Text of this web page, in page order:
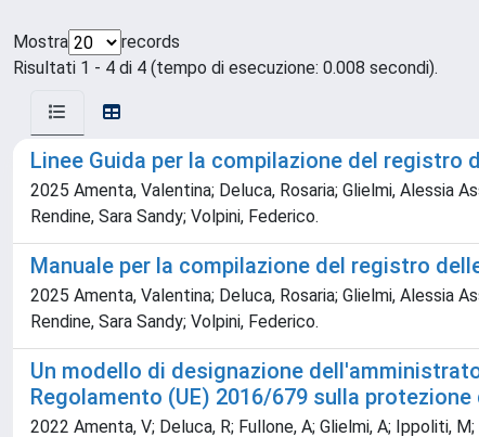
Mostra
records
Risultati 1 - 4 di 4 (tempo di esecuzione: 0.008 secondi).
Linee Guida per la compilazione del
2025 Amenta, Valentina; Deluca, Rosaria; Glielmi, Alessia
Rendine, Sara Sandy; Volpini, Federico.
Manuale per la compilazione del registro
2025 Amenta, Valentina; Deluca, Rosaria; Glielmi, Alessia
Rendine, Sara Sandy; Volpini, Federico.
Un modello di designazione
Regolamento (UE) 2016/679 sulla
2022 Amenta, V; Deluca, R; Fullone, A; Glielmi, A; Ippoliti,